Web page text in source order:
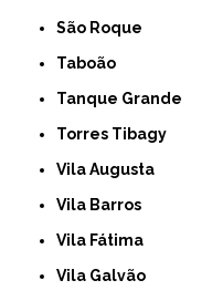
São Roque
Taboão
Tanque Grande
Torres Tibagy
Vila Augusta
Vila Barros
Vila Fátima
Vila Galvão